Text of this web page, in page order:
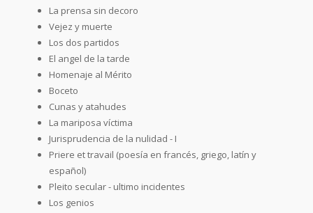
La prensa sin decoro
Vejez y muerte
Los dos partidos
El angel de la tarde
Homenaje al Mérito
Boceto
Cunas y atahudes
La mariposa víctima
Jurisprudencia de la nulidad - I
Priere et travail (poesía en francés, griego, latín y
español)
Pleito secular - ultimo incidentes
Los genios